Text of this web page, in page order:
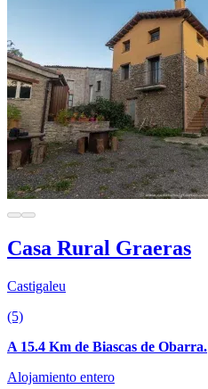
Casa Rural Graeras
Castigaleu
(5)
A 15.4 Km de Biascas de Obarra.
Alojamiento entero